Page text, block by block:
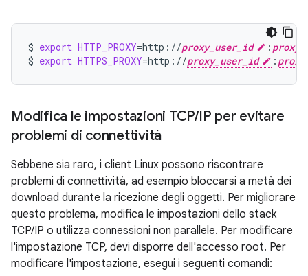
$ export HTTP_PROXY=http://proxy_user_id :
$ export HTTPS_PROXY=http://proxy_user_id :
Modifica le impostazioni TCP/IP per evitare
problemi di connettività
Sebbene sia raro, i client Linux possono riscontrare
problemi di connettività, ad esempio bloccarsi a metà dei
download durante la ricezione degli oggetti. Per migliorare
questo problema, modifica le impostazioni dello stack
TCP/IP o utilizza connessioni non parallele. Per modificare
l'impostazione TCP, devi disporre dell'accesso root. Per
modificare l'impostazione, esegui i seguenti comandi: